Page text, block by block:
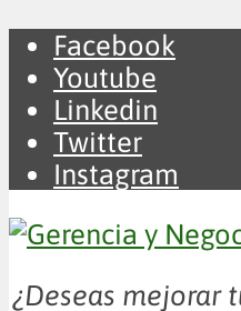
Facebook
Youtube
Linkedin
Twitter
Instagram
¿Deseas mejorar